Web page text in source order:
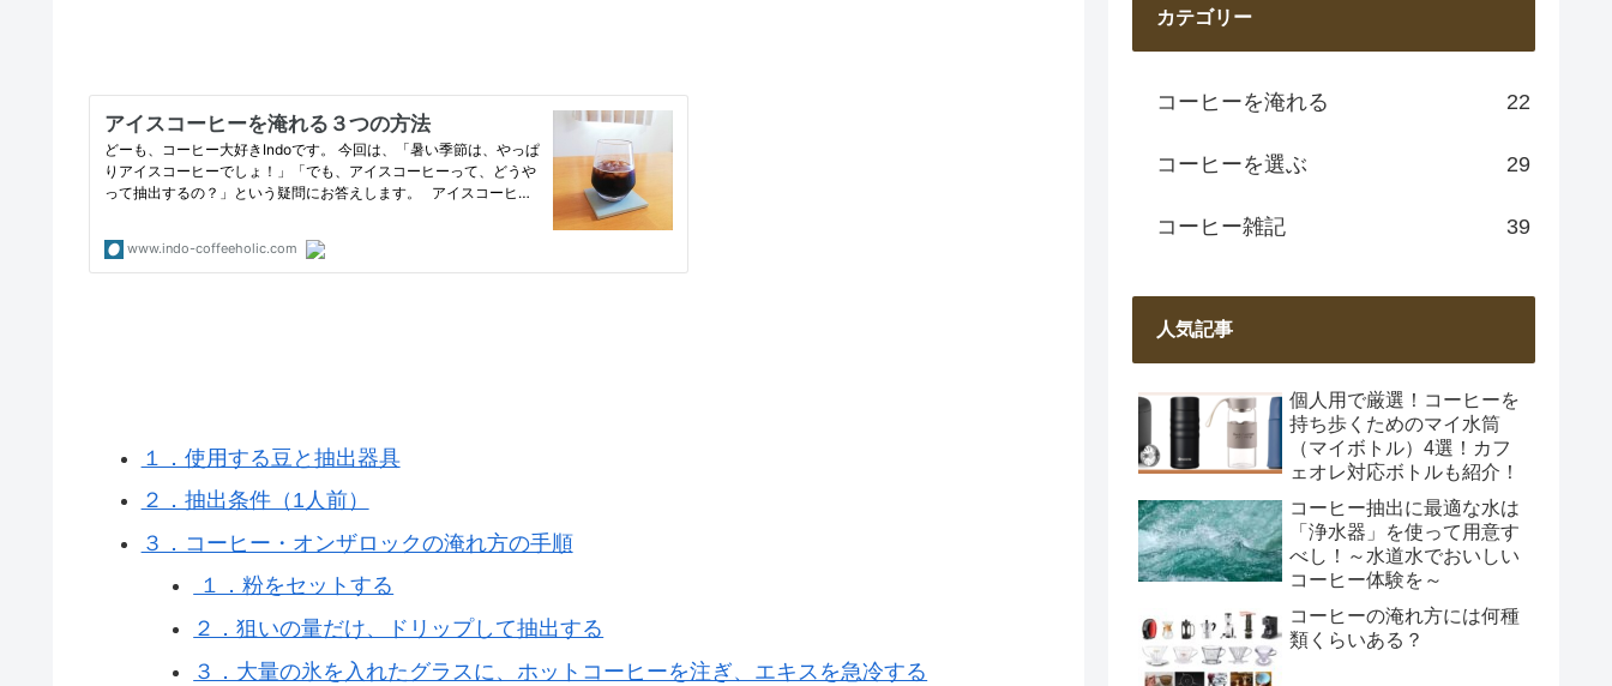
１．使用する豆と抽出器具
２．抽出条件（1人前）
３．コーヒー・オンザロックの淹れ方の手順
１．粉をセットする
２．狙いの量だけ、ドリップして抽出する
３．大量の氷を入れたグラスに、ホットコーヒーを注ぎ、エキスを急冷する
カテゴリー
コーヒーを淹れる 22
コーヒーを選ぶ 29
コーヒー雑記 39
人気記事
個人用で厳選！コーヒーを
持ち歩くためのマイ水筒
（マイボトル）4選！カフ
ェオレ対応ボトルも紹介！
コーヒー抽出に最適な水は
「浄水器」を使って用意す
べし！～水道水でおいしい
コーヒー体験を～
コーヒーの淹れ方には何種
類くらいある？